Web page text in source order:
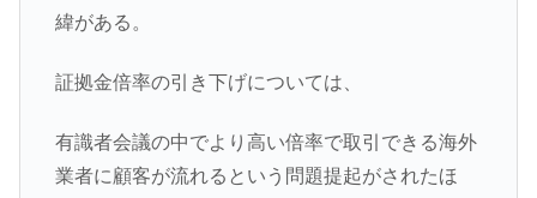
緯がある。
証拠金倍率の引き下げについては、
有識者会議の中でより高い倍率で取引できる海外
業者に顧客が流れるという問題提起がされたほ